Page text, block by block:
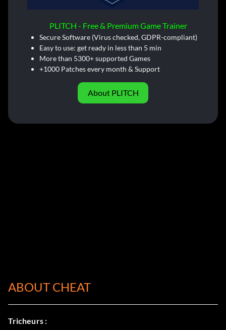
PLITCH - Free & Premium Game Trainer
Secure Software (Virus checked, GDPR-compliant)
Easy to use: get ready in less than 5 min
More than 5300+ supported Games
+1000 Patches every month & Support
About PLITCH
ABOUT CHEAT
Tricheurs :